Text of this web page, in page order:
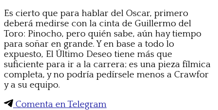
Es cierto que para hablar del Oscar, primero
deberá medirse con la cinta de Guillermo del
Toro: Pinocho, pero quién sabe, aún hay tiempo
para soñar en grande. Y en base a todo lo
expuesto, El Último Deseo tiene más que
suficiente para ir a la carrera; es una pieza fílmica
completa, y no podría pedírsele menos a Crawfor
y a su equipo.
Comenta en Telegram